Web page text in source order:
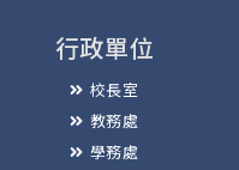
行政單位
校長室
教務處
學務處